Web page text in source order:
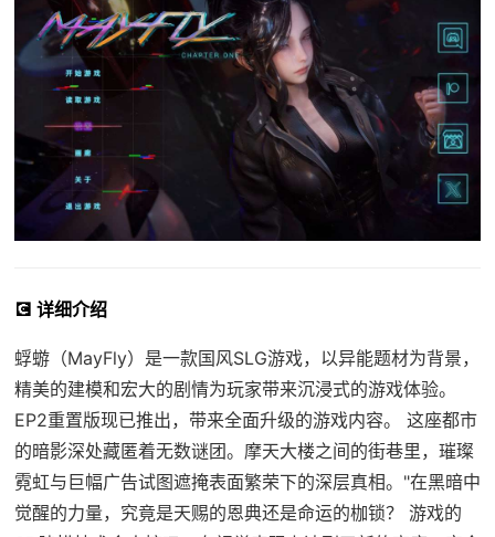
💽 详细介绍
蜉蝣（MayFly）是一款国风SLG游戏，以异能题材为背景，
精美的建模和宏大的剧情为玩家带来沉浸式的游戏体验。
EP2重置版现已推出，带来全面升级的游戏内容。 这座都市
的暗影深处藏匿着无数谜团。摩天大楼之间的街巷里，璀璨
霓虹与巨幅广告试图遮掩表面繁荣下的深层真相。"在黑暗中
觉醒的力量，究竟是天赐的恩典还是命运的枷锁？ 游戏的